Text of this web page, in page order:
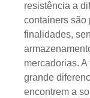
resistência a
containers são
finalidades,
mercadorias.
grande
encontrem a